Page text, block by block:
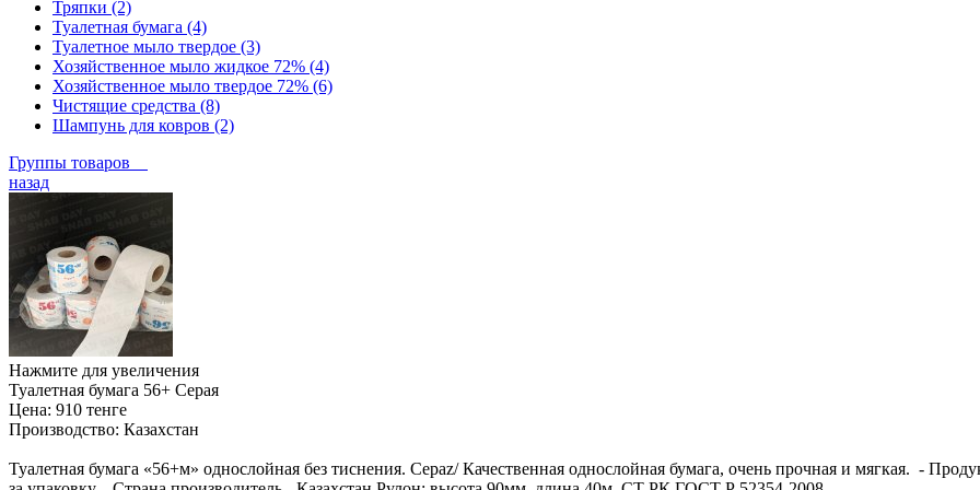
Тряпки (2)
Туалетная бумага (4)
Туалетное мыло твердое (3)
Хозяйственное мыло жидкое 72% (4)
Хозяйственное мыло твердое 72% (6)
Чистящие средства (8)
Шампунь для ковров (2)
Группы товаров
назад
Нажмите для увеличения
Туалетная бумага 56+ Серая
Цена: 910 тенге
Производство: Казахстан
Туалетная бумага «56+м» однослойная без тиснения. Сераz/ Качественная однослойная бумага, очень прочная и мягкая. -